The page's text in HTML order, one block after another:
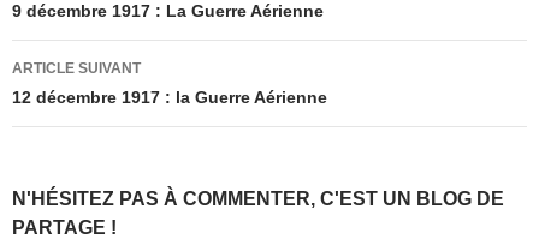
des
articles
9 décembre 1917 : La Guerre Aérienne
ARTICLE SUIVANT
12 décembre 1917 : la Guerre Aérienne
N'HÉSITEZ PAS À COMMENTER, C'EST UN BLOG DE
PARTAGE !